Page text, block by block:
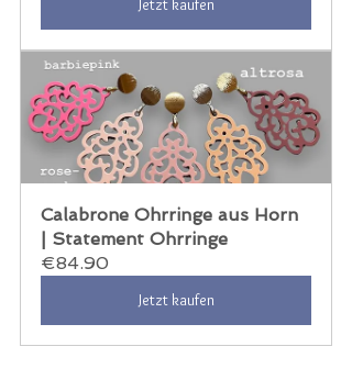
Jetzt kaufen
Calabrone Ohrringe aus Horn
| Statement Ohrringe
€84.90
Jetzt kaufen